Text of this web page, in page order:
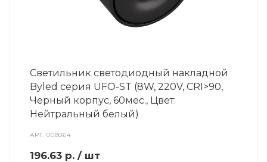
Светильник светодиодный накладной
Byled серия UFO-ST (8W, 220V, CRI>90,
Черный корпус, 60мес., Цвет:
Нейтральный белый)
АРТ.008064
196.63 р. / шт